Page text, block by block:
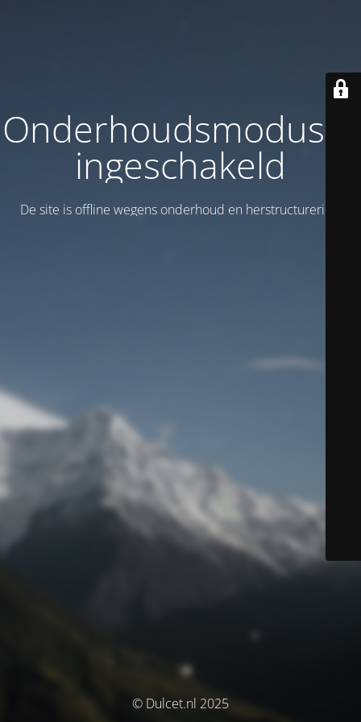
Onderhoudsmodus is
ingeschakeld
De site is offline wegens onderhoud en herstructurering!
© Dulcet.nl 2025